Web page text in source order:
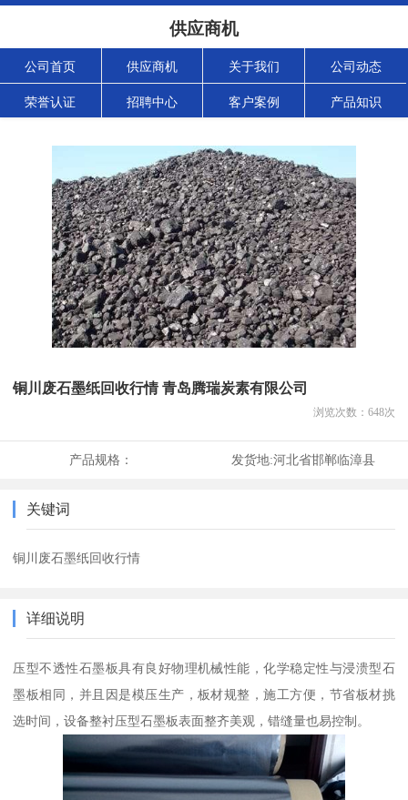
供应商机
公司首页 供应商机 关于我们 公司动态
荣誉认证 招聘中心 客户案例 产品知识
铜川废石墨纸回收行情 青岛腾瑞炭素有限公司
浏览次数： 648次
产品规格： 发货地:河北省邯郸临漳县
关键词
铜川废石墨纸回收行情
详细说明
压型不透性石墨板具有良好物理机械性能，化学稳定性与浸溃型石
墨板相同，并且因是模压生产，板材规整，施工方便，节省板材挑
选时间，设备整衬压型石墨板表面整齐美观，错缝量也易控制。